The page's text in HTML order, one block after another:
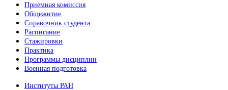
Приемная комиссия
Общежитие
Справочник студента
Расписание
Стажировки
Практика
Программы дисциплин
Военная подготовка
Институты РАН